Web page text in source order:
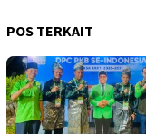
POS TERKAIT